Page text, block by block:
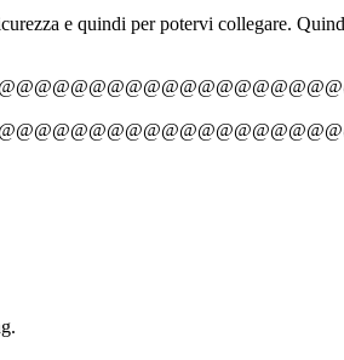
e quindi per potervi collegare.